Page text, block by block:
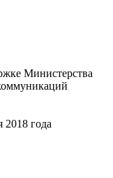
Министерства
года